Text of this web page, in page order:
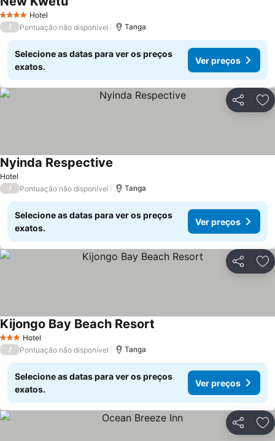
4 EstrelasHotel
/ Pontuação não disponível Tanga
Selecione as datas para ver os preços
exatos.
Ver preços
Partilhar
Hotel
Nyinda Respective
/ Pontuação não disponível Tanga
Selecione as datas para ver os preços
exatos.
Ver preços
Partilhar
3 EstrelasHotel
Kijongo Bay Beach Resort
/ Pontuação não disponível Tanga
Selecione as datas para ver os preços
exatos.
Ver preços
Partilhar